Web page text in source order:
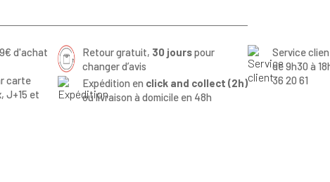
d'achat
carte
J+15 et
Retour gratuit, 30 jourspour
changer d’avis
Expédition en click and collect (2h)
ou livraison à domicile en 48h
Service
de 9h30 à
36 20 61